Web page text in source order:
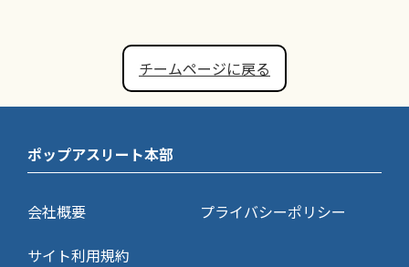
チームページに戻る
ポップアスリート本部
会社概要
プライバシーポリシー
サイト利用規約